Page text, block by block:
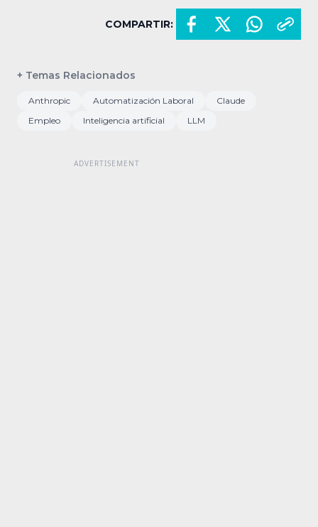
COMPARTIR:
+ Temas Relacionados
Anthropic Automatización Laboral
Claude
Empleo
Inteligencia artificial LLM